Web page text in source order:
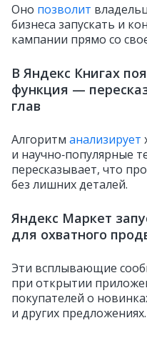
Оно позволит
бизнеса запускать и
кампании прямо со
В Яндекс Книгах
функция —
глав
Алгоритм анализирует
и научно‑популярные
пересказывает, что
без лишних деталей.
Яндекс Маркет
для охватного
Эти всплывающие
при открытии
покупателей о
и других предложениях.